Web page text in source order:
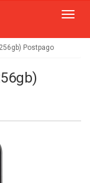
Postpago